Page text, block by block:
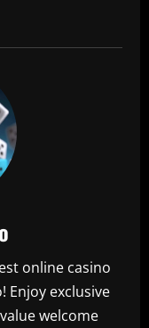
online casino
Enjoy exclusive
welcome